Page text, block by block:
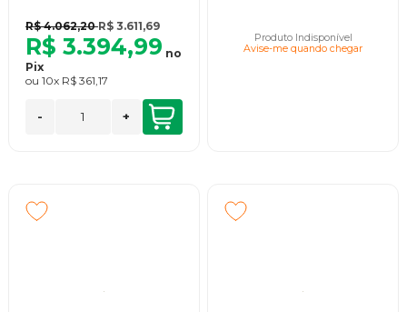
R$ 4.062,20R$ 3.611,69
R$ 3.394,99 no
Pix
ou 10x R$ 361,17
- +
Produto Indisponível
Avise-me quando chegar